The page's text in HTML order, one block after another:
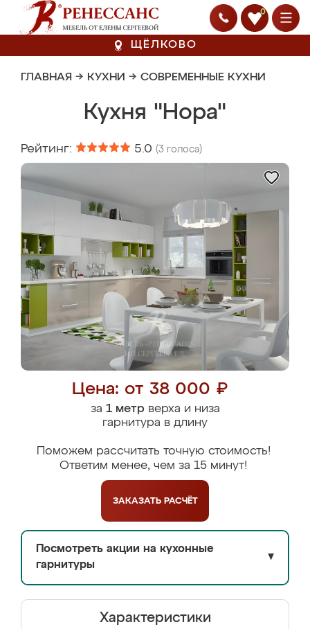
0
ЩЁЛКОВО
ГЛАВНАЯ → КУХНИ → СОВРЕМЕННЫЕ КУХНИ
Кухня "Нора"
Рейтинг: 5.0 (3 голоса)
Цена: от 38 000 ₽
за 1 метрверха и низа
гарнитура в длину
Поможем рассчитать точную стоимость!
Ответим менее, чем за 15 минут!
ЗАКАЗАТЬ РАСЧЁТ
Посмотреть акции на кухонные
гарнитуры
▼
Характеристики